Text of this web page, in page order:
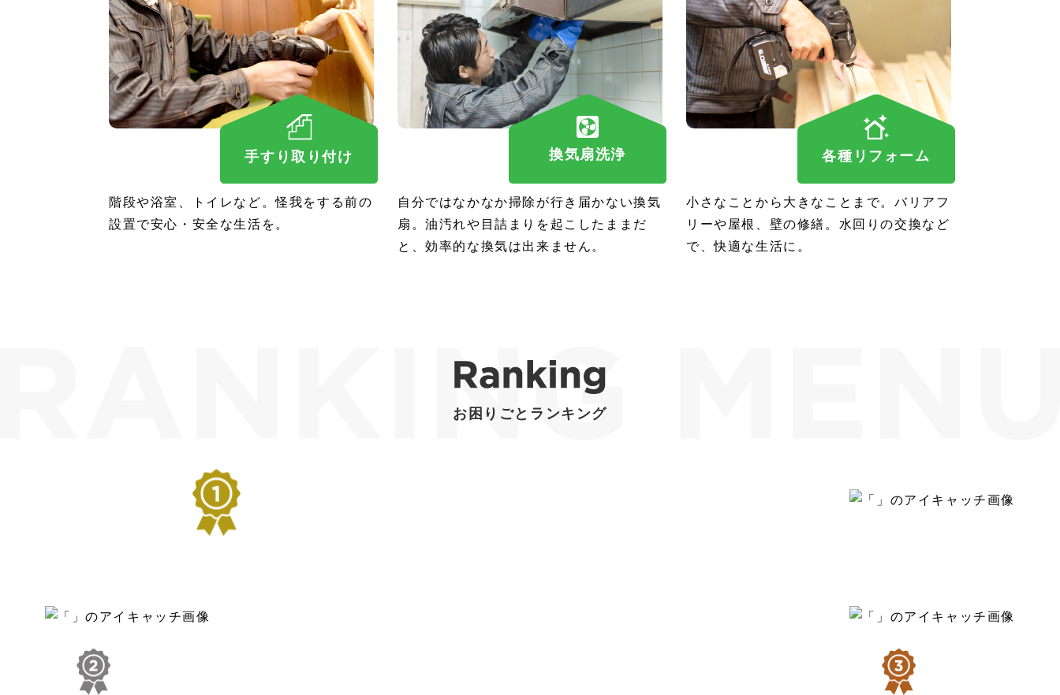
手すり取り付け
階段や浴室、トイレなど。怪我をする前の
設置で安心・安全な生活を。
換気扇洗浄
自分ではなかなか掃除が行き届かない換気
扇。油汚れや目詰まりを起こしたままだ
と、効率的な換気は出来ません。
各種リフォーム
小さなことから大きなことまで。バリアフ
リーや屋根、壁の修繕。水回りの交換など
で、快適な生活に。
お困りごとランキング